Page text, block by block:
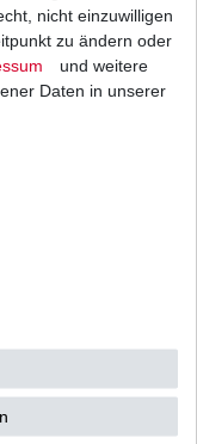
19,78 € *
(
Termin
nicht einzuwilligen
zu ändern oder
und weitere
Daten in unserer